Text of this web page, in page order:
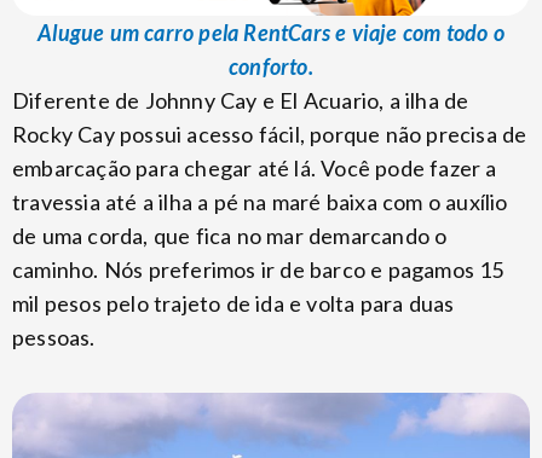
Alugue um carro pela RentCars e viaje com todo o
conforto.
Diferente de Johnny Cay e El Acuario, a ilha de
Rocky Cay possui acesso fácil, porque não precisa de
embarcação para chegar até lá. Você pode fazer a
travessia até a ilha a pé na maré baixa com o auxílio
de uma corda, que fica no mar demarcando o
caminho. Nós preferimos ir de barco e pagamos 15
mil pesos pelo trajeto de ida e volta para duas
pessoas.